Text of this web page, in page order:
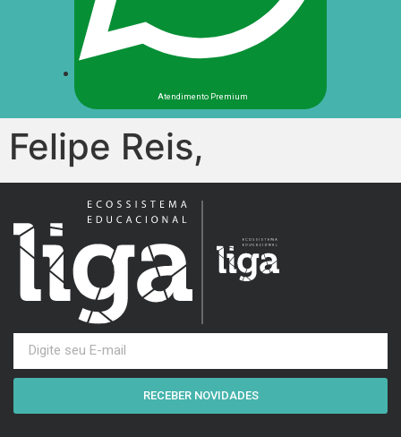
Atendimento Premium
Felipe Reis,
RECEBER NOVIDADES